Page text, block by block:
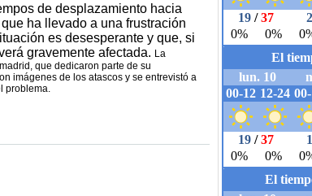
de desplazamiento hacia
ha llevado a una frustración
es desesperante y que, si
gravemente afectada. La
que dedicaron parte de su
imágenes de los atascos y se entrevistó a
problema.